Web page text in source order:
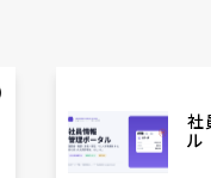
社
ル